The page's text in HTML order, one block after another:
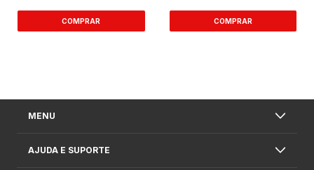
MENU
AJUDA E SUPORTE